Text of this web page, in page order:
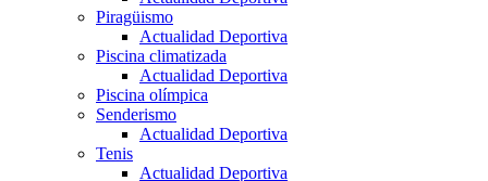
Piragüismo
Actualidad Deportiva
Piscina climatizada
Actualidad Deportiva
Piscina olímpica
Senderismo
Actualidad Deportiva
Tenis
Actualidad Deportiva